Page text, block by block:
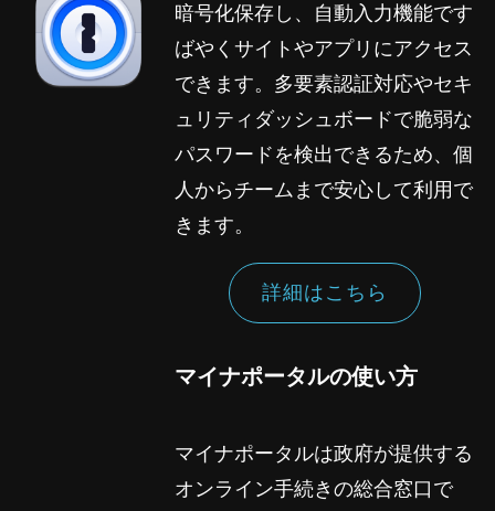
暗号化保存し、自動入力機能です
ばやくサイトやアプリにアクセス
できます。多要素認証対応やセキ
ュリティダッシュボードで脆弱な
パスワードを検出できるため、個
人からチームまで安心して利用で
きます。
詳細はこちら
マイナポータルの使い方
マイナポータルは政府が提供する
オンライン手続きの総合窓口で